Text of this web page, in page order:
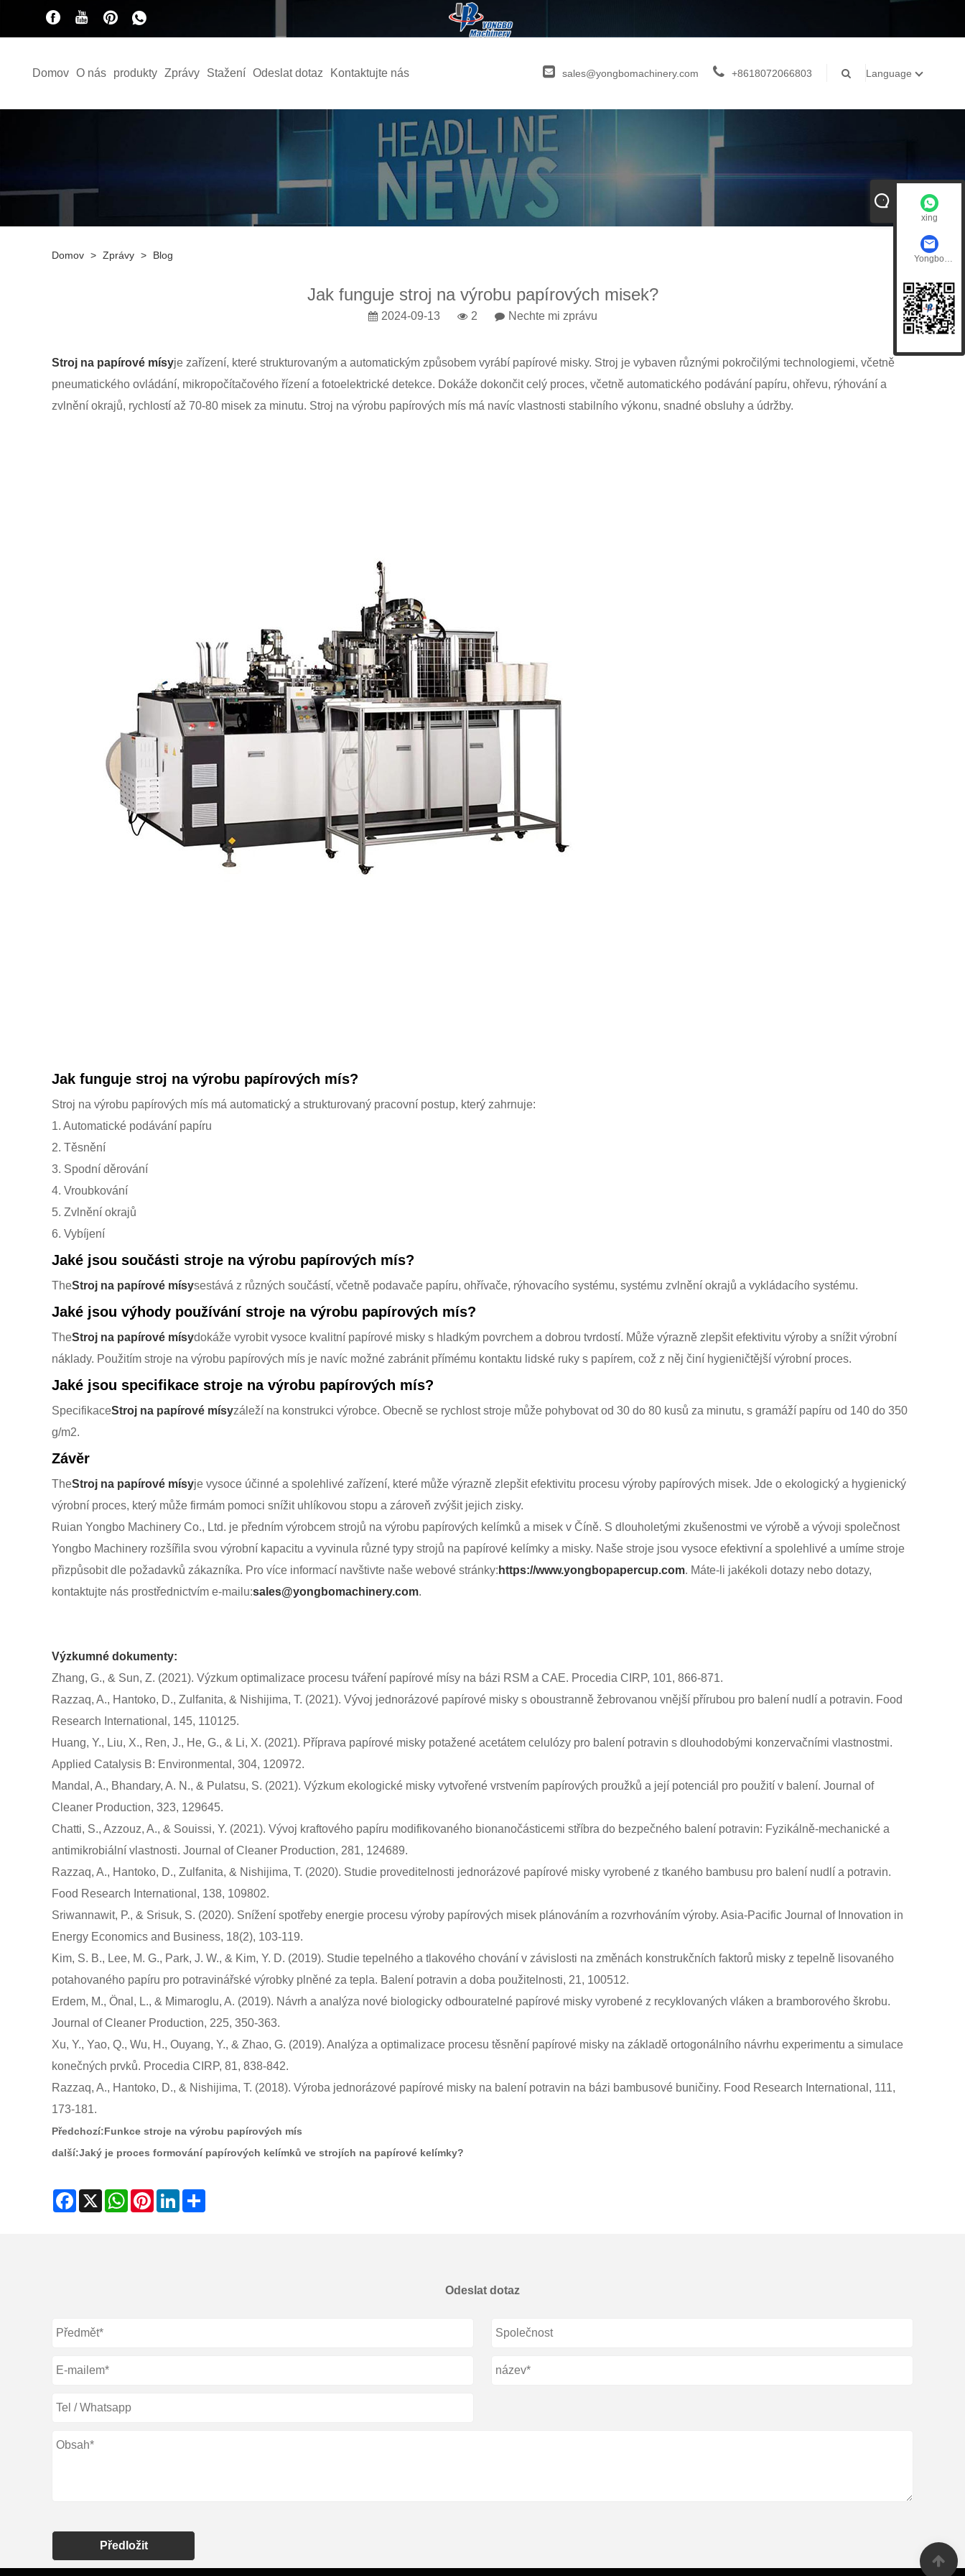
Domov O nás produkty Zprávy Stažení Odeslat dotaz Kontaktujte nás sales@yongbomachinery.com +8618072066803 Language
Domov > Zprávy > Blog
Jak funguje stroj na výrobu papírových misek?
2024-09-13 2 Nechte mi zprávu
Stroj na papírové mísyje zařízení, které strukturovaným a automatickým způsobem vyrábí papírové misky. Stroj je vybaven různými pokročilými technologiemi, včetně
pneumatického ovládání, mikropočítačového řízení a fotoelektrické detekce. Dokáže dokončit celý proces, včetně automatického podávání papíru, ohřevu, rýhování a
zvlnění okrajů, rychlostí až 70-80 misek za minutu. Stroj na výrobu papírových mís má navíc vlastnosti stabilního výkonu, snadné obsluhy a údržby.
Jak funguje stroj na výrobu papírových mís?
Stroj na výrobu papírových mís má automatický a strukturovaný pracovní postup, který zahrnuje:
1. Automatické podávání papíru
2. Těsnění
3. Spodní děrování
4. Vroubkování
5. Zvlnění okrajů
6. Vybíjení
Jaké jsou součásti stroje na výrobu papírových mís?
TheStroj na papírové mísysestává z různých součástí, včetně podavače papíru, ohřívače, rýhovacího systému, systému zvlnění okrajů a vykládacího systému.
Jaké jsou výhody používání stroje na výrobu papírových mís?
TheStroj na papírové mísydokáže vyrobit vysoce kvalitní papírové misky s hladkým povrchem a dobrou tvrdostí. Může výrazně zlepšit efektivitu výroby a snížit výrobní
náklady. Použitím stroje na výrobu papírových mís je navíc možné zabránit přímému kontaktu lidské ruky s papírem, což z něj činí hygieničtější výrobní proces.
Jaké jsou specifikace stroje na výrobu papírových mís?
SpecifikaceStroj na papírové mísyzáleží na konstrukci výrobce. Obecně se rychlost stroje může pohybovat od 30 do 80 kusů za minutu, s gramáží papíru od 140 do 350
g/m2.
Závěr
TheStroj na papírové mísyje vysoce účinné a spolehlivé zařízení, které může výrazně zlepšit efektivitu procesu výroby papírových misek. Jde o ekologický a hygienický
výrobní proces, který může firmám pomoci snížit uhlíkovou stopu a zároveň zvýšit jejich zisky.
Ruian Yongbo Machinery Co., Ltd. je předním výrobcem strojů na výrobu papírových kelímků a misek v Číně. S dlouholetými zkušenostmi ve výrobě a vývoji společnost
Yongbo Machinery rozšířila svou výrobní kapacitu a vyvinula různé typy strojů na papírové kelímky a misky. Naše stroje jsou vysoce efektivní a spolehlivé a umíme stroje
přizpůsobit dle požadavků zákazníka. Pro více informací navštivte naše webové stránky: https://www.yongbopapercup.com. Máte-li jakékoli dotazy nebo dotazy,
kontaktujte nás prostřednictvím e-mailu:sales@yongbomachinery.com.
Výzkumné dokumenty:
Zhang, G., & Sun, Z. (2021). Výzkum optimalizace procesu tváření papírové mísy na bázi RSM a CAE. Procedia CIRP, 101, 866-871.
Razzaq, A., Hantoko, D., Zulfanita, & Nishijima, T. (2021). Vývoj jednorázové papírové misky s oboustranně žebrovanou vnější přírubou pro balení nudlí a potravin. Food
Research International, 145, 110125.
Huang, Y., Liu, X., Ren, J., He, G., & Li, X. (2021). Příprava papírové misky potažené acetátem celulózy pro balení potravin s dlouhodobými konzervačními vlastnostmi.
Applied Catalysis B: Environmental, 304, 120972.
Mandal, A., Bhandary, A. N., & Pulatsu, S. (2021). Výzkum ekologické misky vytvořené vrstvením papírových proužků a její potenciál pro použití v balení. Journal of
Cleaner Production, 323, 129645.
Chatti, S., Azzouz, A., & Souissi, Y. (2021). Vývoj kraftového papíru modifikovaného bionanočásticemi stříbra do bezpečného balení potravin: Fyzikálně-mechanické a
antimikrobiální vlastnosti. Journal of Cleaner Production, 281, 124689.
Razzaq, A., Hantoko, D., Zulfanita, & Nishijima, T. (2020). Studie proveditelnosti jednorázové papírové misky vyrobené z tkaného bambusu pro balení nudlí a potravin.
Food Research International, 138, 109802.
Sriwannawit, P., & Srisuk, S. (2020). Snížení spotřeby energie procesu výroby papírových misek plánováním a rozvrhováním výroby. Asia-Pacific Journal of Innovation in
Energy Economics and Business, 18(2), 103-119.
Kim, S. B., Lee, M. G., Park, J. W., & Kim, Y. D. (2019). Studie tepelného a tlakového chování v závislosti na změnách konstrukčních faktorů misky z tepelně lisovaného
potahovaného papíru pro potravinářské výrobky plněné za tepla. Balení potravin a doba použitelnosti, 21, 100512.
Erdem, M., Önal, L., & Mimaroglu, A. (2019). Návrh a analýza nové biologicky odbouratelné papírové misky vyrobené z recyklovaných vláken a bramborového škrobu.
Journal of Cleaner Production, 225, 350-363.
Xu, Y., Yao, Q., Wu, H., Ouyang, Y., & Zhao, G. (2019). Analýza a optimalizace procesu těsnění papírové misky na základě ortogonálního návrhu experimentu a simulace
konečných prvků. Procedia CIRP, 81, 838-842.
Razzaq, A., Hantoko, D., & Nishijima, T. (2018). Výroba jednorázové papírové misky na balení potravin na bázi bambusové buničiny. Food Research International, 111,
173-181.
Předchozí:Funkce stroje na výrobu papírových mís
další:Jaký je proces formování papírových kelímků ve strojích na papírové kelímky?
Facebook
X WhatsAppPinterestLinkedIn
Odeslat dotaz
Předložit
xing
Yongbo